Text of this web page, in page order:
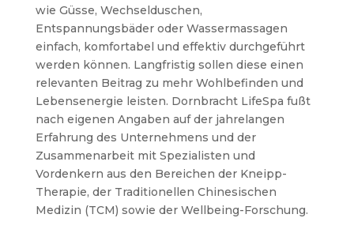
wie Güsse, Wechselduschen,
Entspannungsbäder oder Wassermassagen
einfach, komfortabel und effektiv durchgeführt
werden können. Langfristig sollen diese einen
relevanten Beitrag zu mehr Wohlbefinden und
Lebensenergie leisten. Dornbracht LifeSpa fußt
nach eigenen Angaben auf der jahrelangen
Erfahrung des Unternehmens und der
Zusammenarbeit mit Spezialisten und
Vordenkern aus den Bereichen der Kneipp-
Therapie, der Traditionellen Chinesischen
Medizin (TCM) sowie der Wellbeing-Forschung.